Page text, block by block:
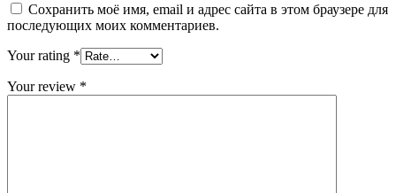
Сохранить моё имя, email и адрес сайта в этом браузере для
последующих моих комментариев.
Your rating *
Your review *